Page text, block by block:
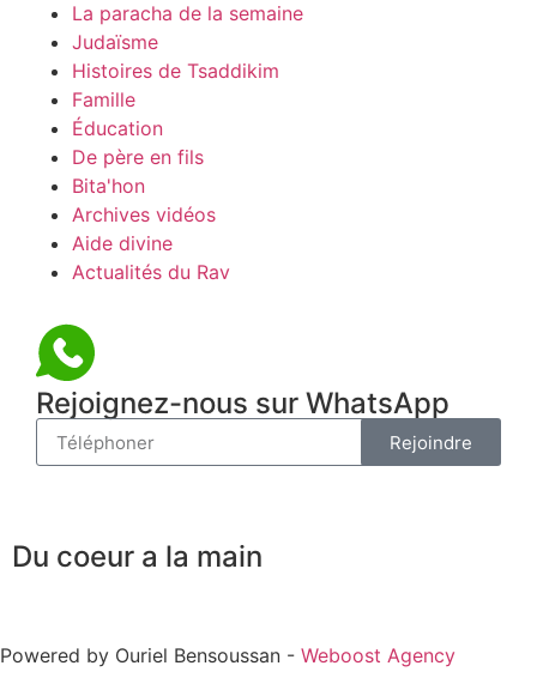
La paracha de la semaine
Judaïsme
Histoires de Tsaddikim
Famille
Éducation
De père en fils
Bita'hon
Archives vidéos
Aide divine
Actualités du Rav
Rejoignez-nous sur WhatsApp
Rejoindre
Du coeur a la main
Powered by Ouriel Bensoussan - Weboost Agency